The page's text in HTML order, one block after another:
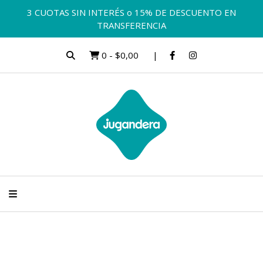
3 CUOTAS SIN INTERÉS o 15% DE DESCUENTO EN
TRANSFERENCIA
0 - $0,00